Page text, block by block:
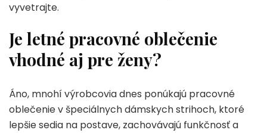
vyvetrajte.
Je letné pracovné oblečenie
vhodné aj pre ženy?
Áno, mnohí výrobcovia dnes ponúkajú pracovné
oblečenie v špeciálnych dámskych strihoch, ktoré
lepšie sedia na postave, zachovávajú funkčnosť a